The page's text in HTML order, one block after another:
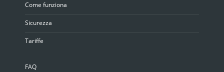
Come funziona
Sicurezza
Tariffe
FAQ